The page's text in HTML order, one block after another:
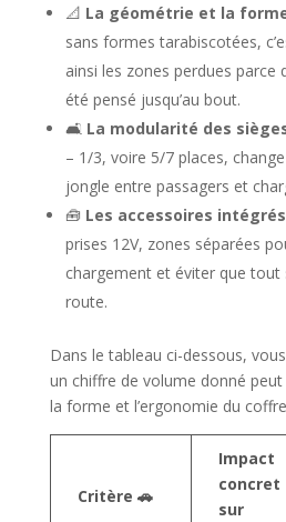
📐 La géométrie et la
sans formes tarabiscotées,
ainsi les zones perdues parce
été pensé jusqu’au bout.
🛋️ La modularité des
– 1/3, voire 5/7 places,
jongle entre passagers et
🧰 Les accessoires
prises 12V, zones séparées
chargement et éviter que tout
route.
Dans le tableau ci-dessous,
un chiffre de volume donné
la forme et l’ergonomie du
Critère 🚗
Impact
concret
sur